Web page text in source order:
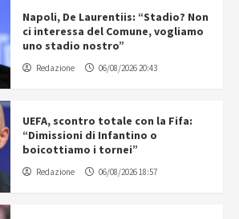
Napoli, De Laurentiis: “Stadio? Non
ci interessa del Comune, vogliamo
uno stadio nostro”
Redazione 06/08/2026 20:43
UEFA, scontro totale con la Fifa:
“Dimissioni di Infantino o
boicottiamo i tornei”
Redazione 06/08/2026 18:57